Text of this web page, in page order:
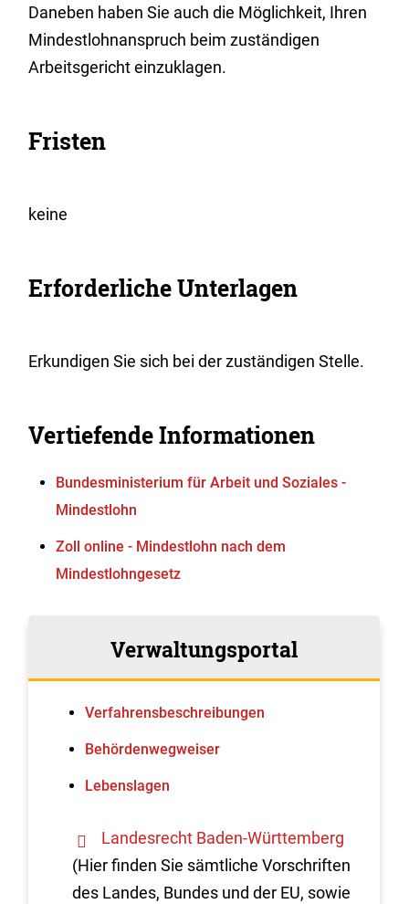
Daneben haben Sie auch die Möglichkeit, Ihren
Mindestlohnanspruch beim zuständigen
Arbeitsgericht einzuklagen.
Fristen
keine
Erforderliche Unterlagen
Erkundigen Sie sich bei der zuständigen Stelle.
Vertiefende Informationen
Bundesministerium für Arbeit und Soziales -
Mindestlohn
Zoll online - Mindestlohn nach dem
Mindestlohngesetz
Verwaltungsportal
Verfahrens­beschreibungen
Behördenwegweiser
Lebenslagen
Landesrecht Baden-Württemberg
(Hier finden Sie sämtliche Vorschriften
des Landes, Bundes und der EU, sowie